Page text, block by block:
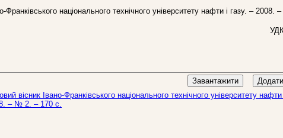
національного технічного університету нафти і газу. – 2008.
Завантажити
вісник Івано-Франківського національного технічного університету нафти
– № 2. – 170 c.